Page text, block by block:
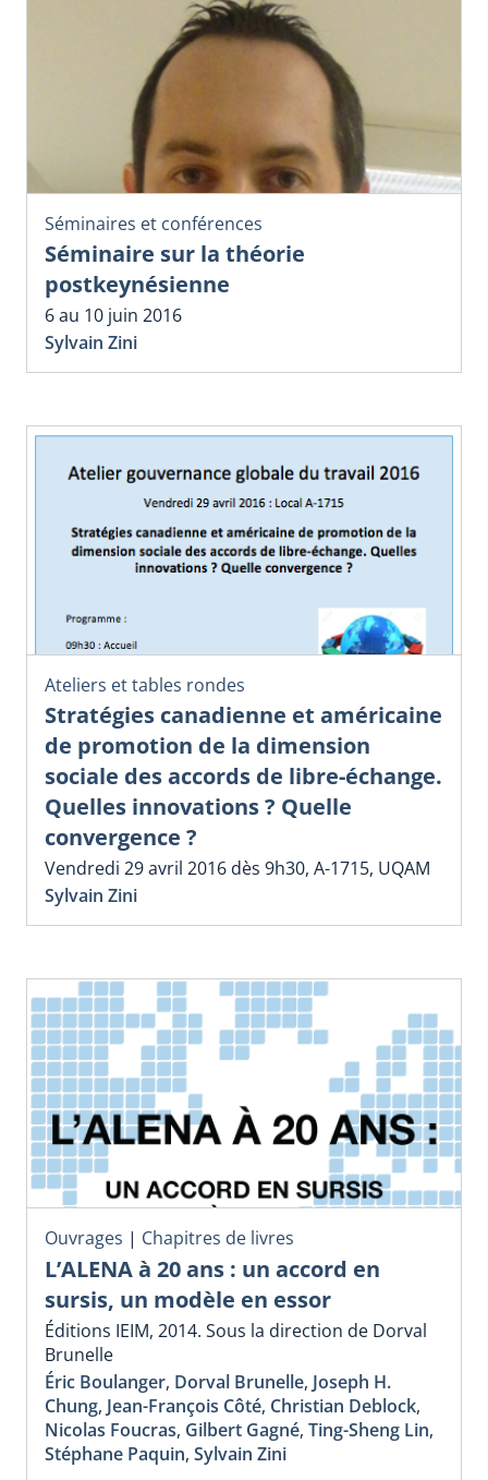
Séminaires et conférences
Séminaire sur la théorie
postkeynésienne
6 au 10 juin 2016
Sylvain Zini
Ateliers et tables rondes
Stratégies canadienne et américaine
de promotion de la dimension
sociale des accords de libre-échange.
Quelles innovations ? Quelle
convergence ?
Vendredi 29 avril 2016 dès 9h30, A-1715, UQAM
Sylvain Zini
Ouvrages | Chapitres de livres
L’ALENA à 20 ans : un accord en
sursis, un modèle en essor
Éditions IEIM, 2014. Sous la direction de Dorval
Brunelle
Éric Boulanger, Dorval Brunelle, Joseph H.
Chung, Jean-François Côté, Christian Deblock,
Nicolas Foucras, Gilbert Gagné, Ting-Sheng Lin,
Stéphane Paquin, Sylvain Zini